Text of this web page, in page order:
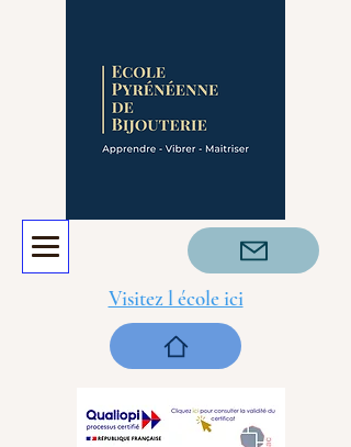
Visitez l école ici